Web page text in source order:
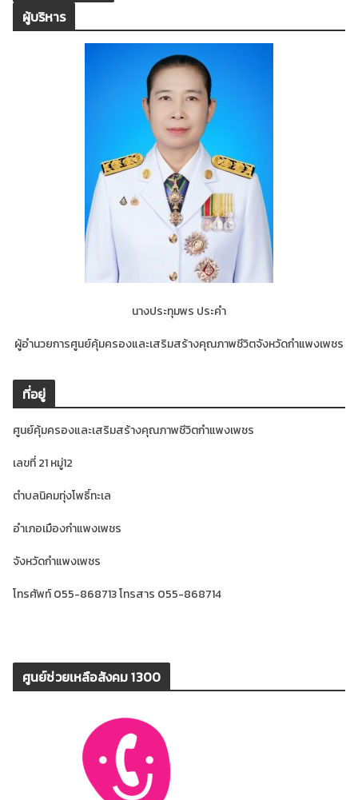
ผู้บริหาร
นางประทุมพร ประคำ
ผู้อำนวยการศูนย์คุ้มครองและเสริมสร้างคุณภาพชีวิตจังหวัดกำแพงเพชร
ที่อยู่
ศูนย์คุ้มครองและเสริมสร้างคุณภาพชีวิตกำแพงเพชร
เลขที่ 21 หมู่12
ตำบลนิคมทุ่งโพธิ์ทะเล
อำเภอเมืองกำแพงเพชร
จังหวัดกำแพงเพชร
โทรศัพท์ 055-868713 โทรสาร 055-868714
ศูนย์ช่วยเหลือสังคม 1300